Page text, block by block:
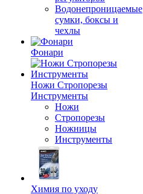
Водонепроницаемые
сумки, боксы и
чехлы
Фонари
Ножи Стропорезы
Инструменты
Ножи
Стропорезы
Ножницы
Инструменты
Химия по уходу